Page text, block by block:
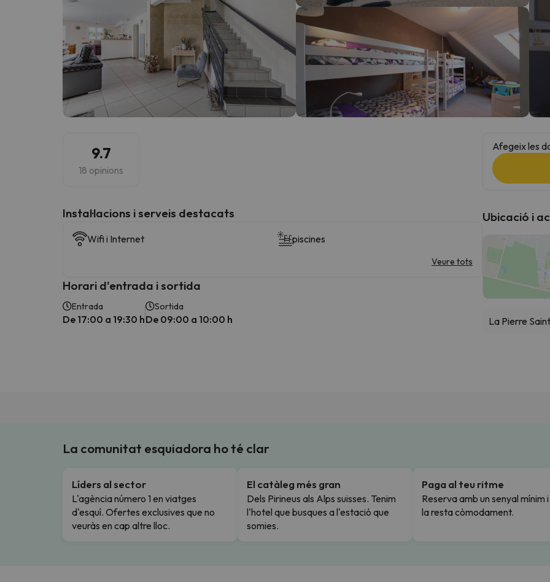
9.7
18 opinions
Instal·lacions i serveis destacats
Wifi i Internet piscines
Veure tots
Horari d'entrada i sortida
Entrada
De 17:00 a 19:30 h
Sortida
De 09:00 a 10:00 h
Afegeix les
Ubicació i
La Pierre
La comunitat esquiadora ho té clar
Líders al sector
L'agència número 1 en viatges
d'esquí. Ofertes exclusives que no
veuràs en cap altre lloc.
El catàleg més gran
Dels Pirineus als Alps suisses. Tenim
l'hotel que busques a l'estació que
somies.
Paga al teu ritme
Reserva amb un senyal mínim
la resta còmodament.